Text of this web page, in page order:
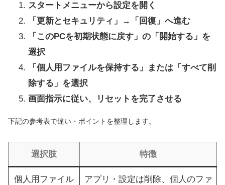
スタートメニューから設定を開く
「更新とセキュリティ」→「回復」へ進む
「このPCを初期状態に戻す」の「開始する」を
選択
「個人用ファイルを保持する」または「すべて削
除する」を選択
画面指示に従い、リセットを完了させる
下記の参考表で違い・ポイントを整理します。
選択肢 特徴
個人用ファイル
アプリ・設定は削除、個人のファ